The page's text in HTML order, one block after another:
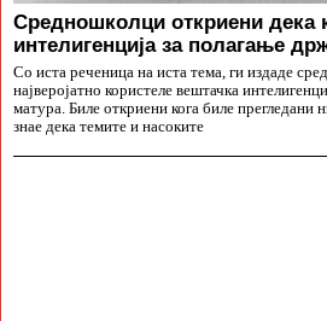
Средношколци откриени дека
интелигенција за полагање
Со иста реченица на иста тема, ги издаде
најверојатно користеле вештачка
матура. Биле откриени кога биле прегледани
знае дека темите и насоките